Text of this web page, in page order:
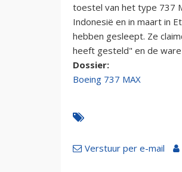
toestel van het type 737
Indonesië en in maart in
hebben gesleept. Ze
heeft gesteld" en de
Dossier:
Boeing 737 MAX
Verstuur per e-mail